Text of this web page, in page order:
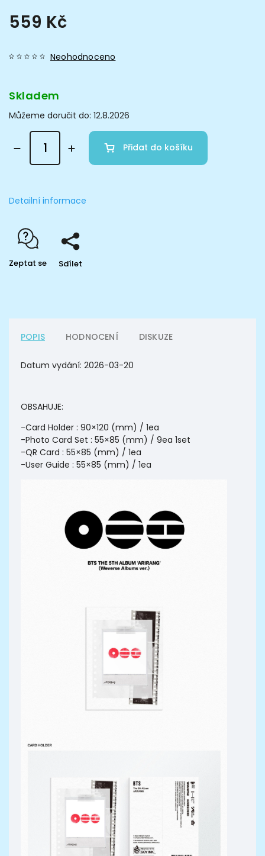
559 Kč
Neohodnoceno
Skladem
Můžeme doručit do: 12.8.2026
Přidat do košíku
Detailní informace
Zeptat se Sdílet
POPIS HODNOCENÍ DISKUZE
Datum vydání: 2026-03-20
OBSAHUJE:
-Card Holder : 90×120 (mm) / 1ea
-Photo Card Set : 55×85 (mm) / 9ea 1set
-QR Card : 55×85 (mm) / 1ea
-User Guide : 55×85 (mm) / 1ea